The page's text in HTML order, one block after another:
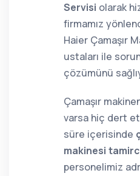
Servisi olarak
firmamız
Haier Çamaşır
ustaları ile
çözümünü
Çamaşır
varsa hiç dert
süre içerisinde
makinesi
personelimiz